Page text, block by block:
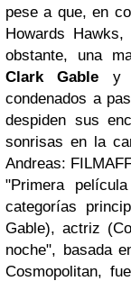
pese a que, en
Howards
obstante, una
Clark Gable y
condenados a
despiden sus
sonrisas en la
Andreas:
"Primera
categorías
Gable), actriz
noche", basada
Cosmopolitan,